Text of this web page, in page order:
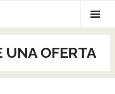
UNA OFERTA